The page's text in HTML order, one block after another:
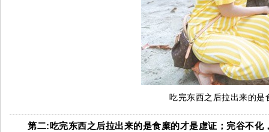
吃完东西之后拉出来的是
第二:吃完东西之后拉出来的是食糜的才是虚证；完谷不化